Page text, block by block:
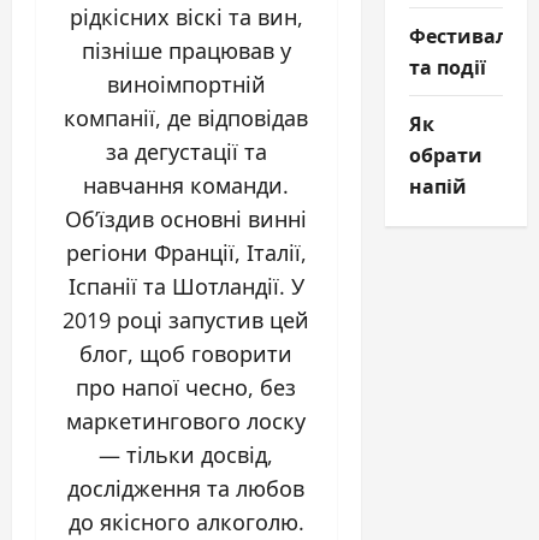
рідкісних віскі та вин,
пізніше працював у
виноімпортній
компанії, де відповідав
за дегустації та
навчання команди.
Об’їздив основні винні
регіони Франції, Італії,
Іспанії та Шотландії. У
2019 році запустив цей
блог, щоб говорити
про напої чесно, без
маркетингового лоску
— тільки досвід,
дослідження та любов
до якісного алкоголю.
Фестивалі
та події
Як
обрати
напій